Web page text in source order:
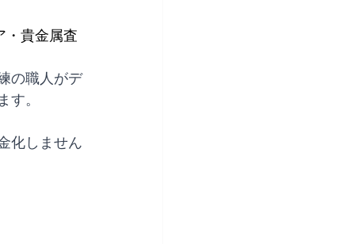
・貴金属査
の職人がデ
。
化しません